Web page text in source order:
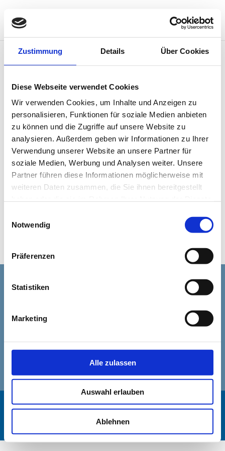
Zustimmung Details Über Cookies
Diese Webseite verwendet Cookies
Wir verwenden Cookies, um Inhalte und Anzeigen zu
personalisieren, Funktionen für soziale Medien anbieten
zu können und die Zugriffe auf unsere Website zu
analysieren. Außerdem geben wir Informationen zu Ihrer
Verwendung unserer Website an unsere Partner für
soziale Medien, Werbung und Analysen weiter. Unsere
Partner führen diese Informationen möglicherweise mit
weiteren Daten zusammen, die Sie ihnen bereitgestellt
Notwendig
Präferenzen
Statistiken
Marketing
Alle zulassen
Auswahl erlauben
Ablehnen
Willkommen bei WordPress. Dies ist dein erster
dem Schreiben!
Neueste Beiträge
Hallo Welt!
Ein WordPress-Kommentator
Marcus Wilp GmbH | Steuerberatungsgesellschaft |
90